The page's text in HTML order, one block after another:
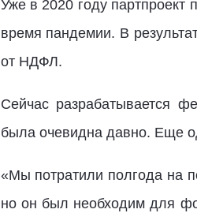
Уже в 2020 году
время пандемии. В
от НДФЛ.
Сейчас разрабатывается
была очевидна давно. Еще
«Мы потратили полгода на
но он был необходим для